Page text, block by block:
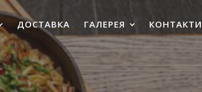
ДОСТАВКА ГАЛЕРЕЯ КОНТАКТИ